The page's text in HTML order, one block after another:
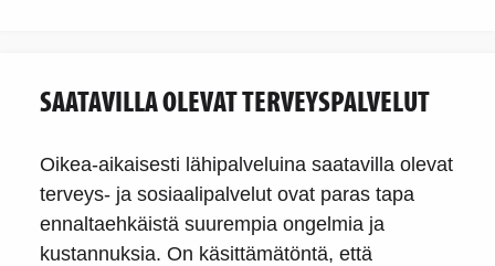
SAATAVILLA OLEVAT TERVEYSPALVELUT
Oikea-aikaisesti lähipalveluina saatavilla olevat
terveys- ja sosiaalipalvelut ovat paras tapa
ennaltaehkäistä suurempia ongelmia ja
kustannuksia. On käsittämätöntä, että